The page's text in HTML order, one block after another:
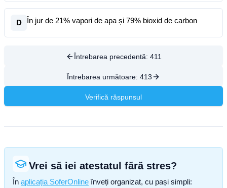
D În jur de 21% vapori de apa și 79% bioxid de carbon
Întrebarea precedentă: 411
Întrebarea următoare: 413
Verifică răspunsul
Vrei să iei atestatul fără stres?
În aplicația SoferOnline înveți organizat, cu pași simpli: